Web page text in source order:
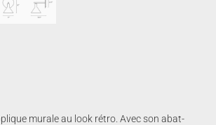
murale au look rétro. Avec son abat-